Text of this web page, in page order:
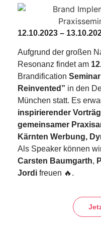
12.10.2023 –
Aufgrund der großen
Resonanz findet am
Brandification
Reinvented” in den
München statt. Es
inspirierender
gemeinsamer
Kärnten Werbung,
Als Speaker können
Carsten Baumgarth,
Jordi freuen 🔥.